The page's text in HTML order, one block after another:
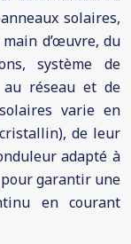
solaires,
d’œuvre, du
système de
au réseau et de
varie en
de leur
adapté à
garantir une
en courant